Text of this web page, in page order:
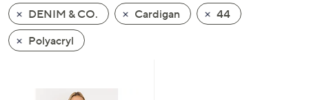
unten
oder
wischen
DENIM & CO.
Cardigan
44
Polyacryl